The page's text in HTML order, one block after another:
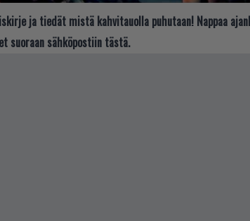
ja tiedät mistä kahvitauolla puhutaan! Nappaa
suoraan sähköpostiin tästä.